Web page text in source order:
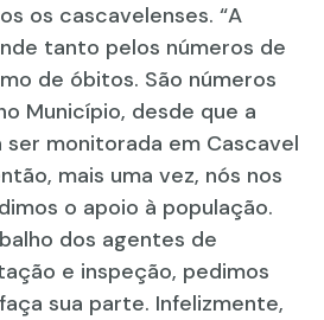
os cascavelenses. “A
tanto pelos números de
de óbitos. São números
Município, desde que a
monitorada em Cascavel
mais uma vez, nós nos
o apoio à população.
dos agentes de
e inspeção, pedimos
sua parte. Infelizmente,